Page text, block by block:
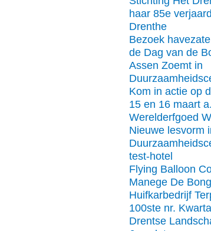
haar 85e
Drenthe
Bezoek
de Dag van de
Assen Zoemt in
Kom in actie op
15 en 16 maart
Werelderfgoed
Nieuwe lesvorm
test-hotel
Flying Balloon
Manege De
Huifkarbedrijf
100ste nr.
Drentse